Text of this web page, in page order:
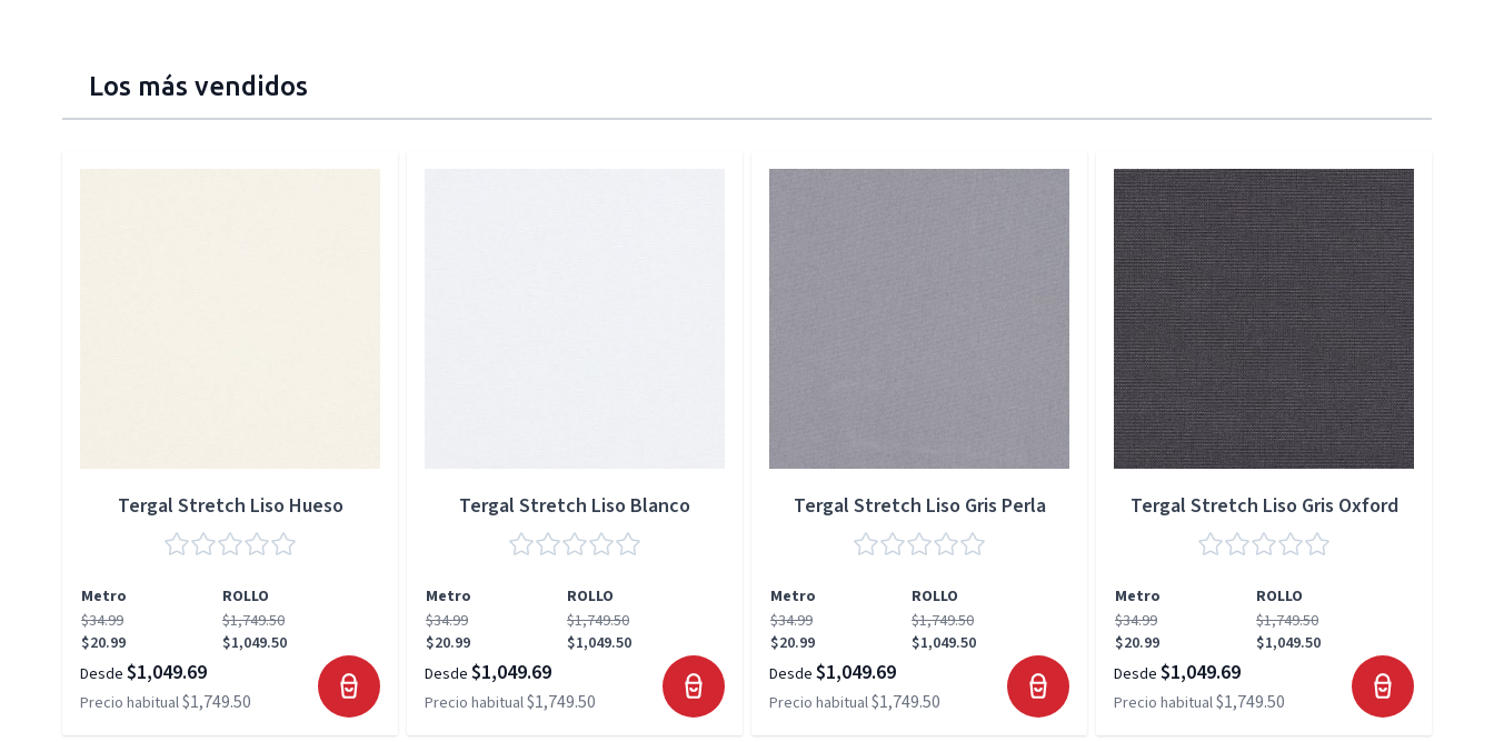
Los más vendidos
Tergal Stretch Liso Hueso
Metro
ROLLO
$34.99
$20.99
$1,749.50
$1,049.50
Desde $1,049.69
Precio habitual$1,749.50
Tergal Stretch Liso Blanco
Metro
ROLLO
$34.99
$20.99
$1,749.50
$1,049.50
Desde $1,049.69
Precio habitual$1,749.50
Tergal Stretch Liso Gris Perla
Metro
ROLLO
$34.99
$20.99
$1,749.50
$1,049.50
Desde $1,049.69
Precio habitual$1,749.50
Tergal Stretch Liso Gris Oxford
Metro
ROLLO
$34.99
$20.99
$1,749.50
$1,049.50
Desde $1,049.69
Precio habitual$1,749.50